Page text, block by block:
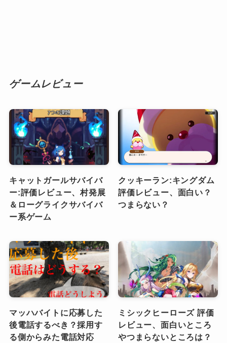
ゲームレビュー
キャットガールサバイバ
ー:評価レビュー、村発展
＆ローグライクサバイバ
ー系ゲーム
クッキーラン:キングダム
評価レビュー、面白い？
つまらない？
マッハバイトに応募した
後電話するべき？採用す
る側からみた電話対応
ミシックヒーローズ 評価
レビュー、面白いところ
やつまらないところは？